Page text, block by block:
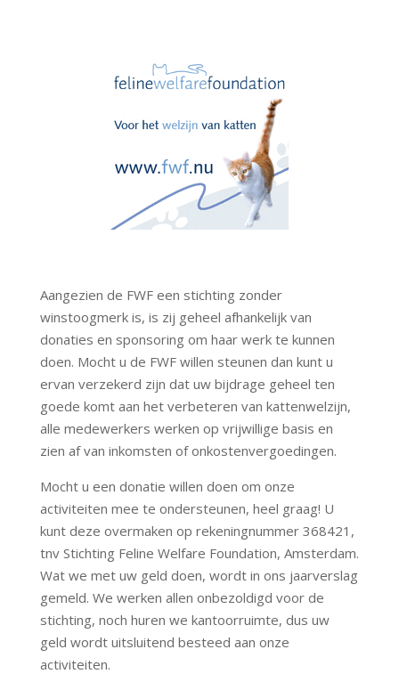
Aangezien de FWF een stichting zonder
winstoogmerk is, is zij geheel afhankelijk van
donaties en sponsoring om haar werk te kunnen
doen. Mocht u de FWF willen steunen dan kunt u
ervan verzekerd zijn dat uw bijdrage geheel ten
goede komt aan het verbeteren van kattenwelzijn,
alle medewerkers werken op vrijwillige basis en
zien af van inkomsten of onkostenvergoedingen.
Mocht u een donatie willen doen om onze
activiteiten mee te ondersteunen, heel graag! U
kunt deze overmaken op rekeningnummer 368421,
tnv Stichting Feline Welfare Foundation, Amsterdam.
Wat we met uw geld doen, wordt in ons jaarverslag
gemeld. We werken allen onbezoldigd voor de
stichting, noch huren we kantoorruimte, dus uw
geld wordt uitsluitend besteed aan onze
activiteiten.